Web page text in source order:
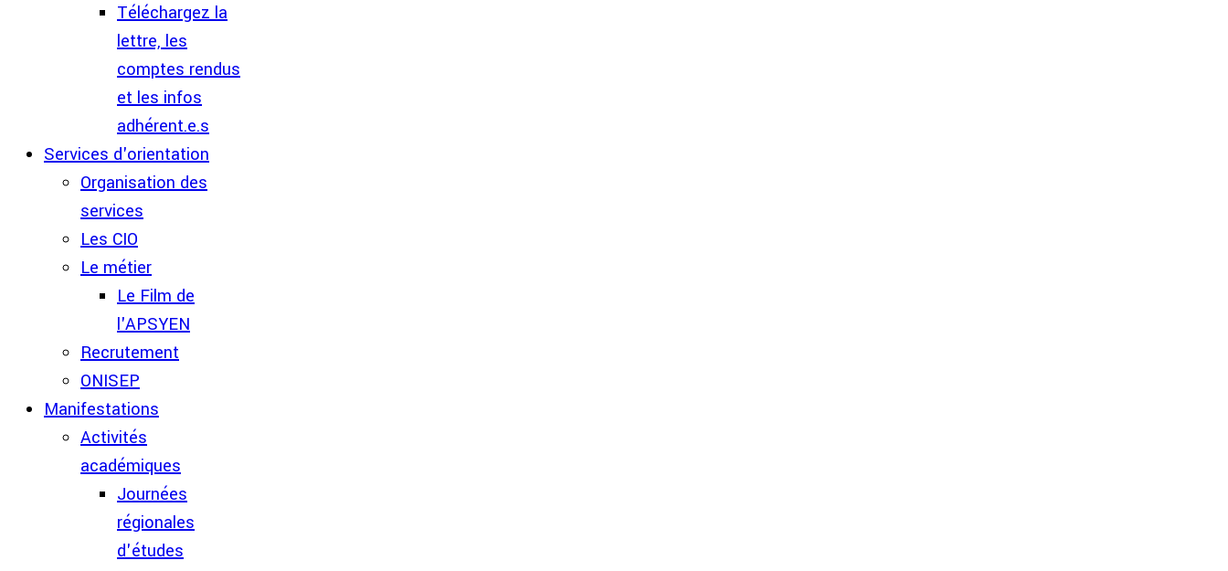
Téléchargez la
lettre, les
comptes rendus
et les infos
adhérent.e.s
Services d'orientation
Organisation des
services
Les CIO
Le métier
Le Film de
l'APSYEN
Recrutement
ONISEP
Manifestations
Activités
académiques
Journées
régionales
d'études